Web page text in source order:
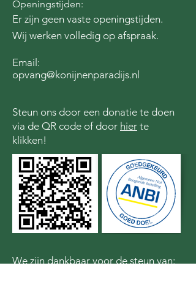
Openingstijden:
Er zijn geen vaste openingstijden.
Wij werken volledig op afspraak.
Email:
opvang@konijnenparadijs.nl
Steun ons door een donatie te doen
via de QR code of door hier te
klikken!
We zijn dankbaar voor de steun van: